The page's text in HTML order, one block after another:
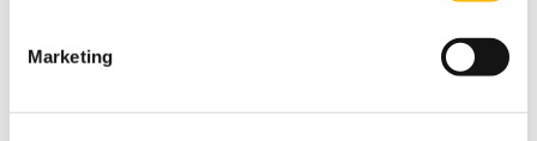
Marketing
Master Fiscaal Recht (deeltijd)